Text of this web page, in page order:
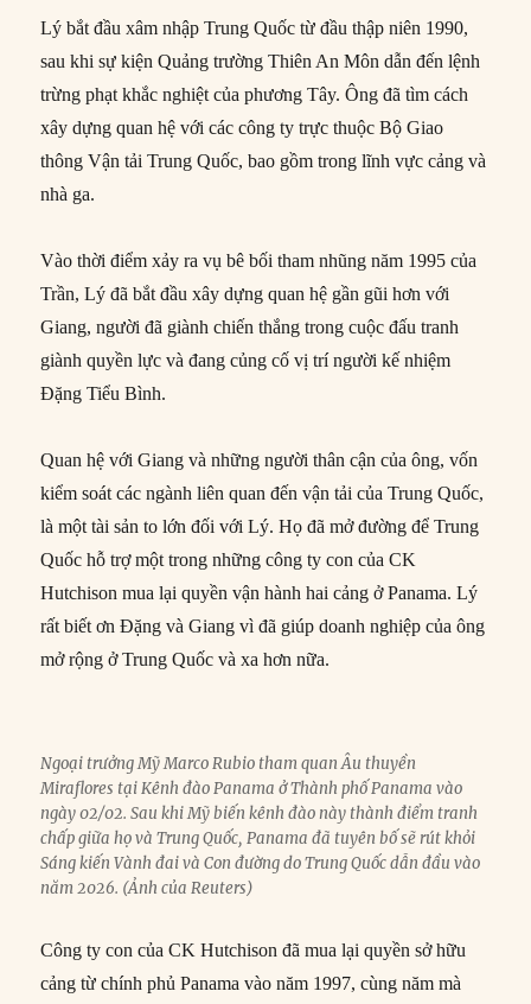
Lý bắt đầu xâm nhập Trung Quốc từ đầu thập niên 1990,
sau khi sự kiện Quảng trường Thiên An Môn dẫn đến lệnh
trừng phạt khắc nghiệt của phương Tây. Ông đã tìm cách
xây dựng quan hệ với các công ty trực thuộc Bộ Giao
thông Vận tải Trung Quốc, bao gồm trong lĩnh vực cảng và
nhà ga.
Vào thời điểm xảy ra vụ bê bối tham nhũng năm 1995 của
Trần, Lý đã bắt đầu xây dựng quan hệ gần gũi hơn với
Giang, người đã giành chiến thắng trong cuộc đấu tranh
giành quyền lực và đang củng cố vị trí người kế nhiệm
Đặng Tiểu Bình.
Quan hệ với Giang và những người thân cận của ông, vốn
kiểm soát các ngành liên quan đến vận tải của Trung Quốc,
là một tài sản to lớn đối với Lý. Họ đã mở đường để Trung
Quốc hỗ trợ một trong những công ty con của CK
Hutchison mua lại quyền vận hành hai cảng ở Panama. Lý
rất biết ơn Đặng và Giang vì đã giúp doanh nghiệp của ông
mở rộng ở Trung Quốc và xa hơn nữa.
Ngoại trưởng Mỹ Marco Rubio tham quan Âu thuyền
Miraflores tại Kênh đào Panama ở Thành phố Panama vào
ngày 02/02. Sau khi Mỹ biến kênh đào này thành điểm tranh
chấp giữa họ và Trung Quốc, Panama đã tuyên bố sẽ rút khỏi
Sáng kiến Vành đai và Con đường do Trung Quốc dẫn đầu vào
năm 2026. (Ảnh của Reuters)
Công ty con của CK Hutchison đã mua lại quyền sở hữu
cảng từ chính phủ Panama vào năm 1997, cùng năm mà